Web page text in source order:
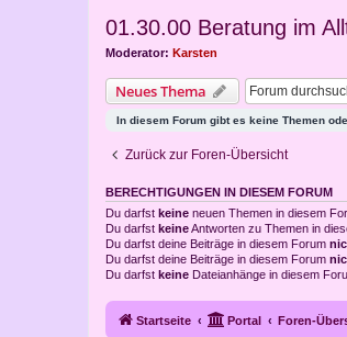
01.30.00 Beratung im
Moderator: Karsten
Neues Thema
In diesem Forum gibt es keine Themen
Zurück zur Foren-Übersicht
BERECHTIGUNGEN IN DIESEM FORUM
Du darfst keine neuen Themen in diesem
Du darfst keineAntworten zu Themen in
Du darfst deine Beiträge in diesem Forum
Du darfst deine Beiträge in diesem Forum
Du darfst keine Dateianhänge in diesem
Startseite Portal Foren-